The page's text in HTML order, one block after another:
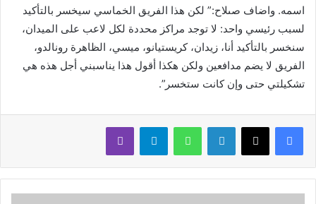
اسمه. واضاف صىلاح:” لكن هذا الفريق الخماسي سيخسر بالتأكيد
لسبب رئيسي واحد: لا توجد مراكز محددة لكل لاعب على الميدان،
سنخسر بالتأكيد أنا، زيدان، كريستيانو، ميسي، الظاهرة رونالدو،
الفريق لا يضم مدافعين ولكن هكذا أقول هذا يناسبني أجل هذه هي
تشكيلتي حتى وإن كانت ستخسر”.
لينكدإن واتساب تيلقرام ڤايبر